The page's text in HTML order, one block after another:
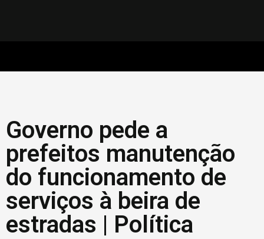
Governo pede a
prefeitos manutenção
do funcionamento de
serviços à beira de
estradas | Política